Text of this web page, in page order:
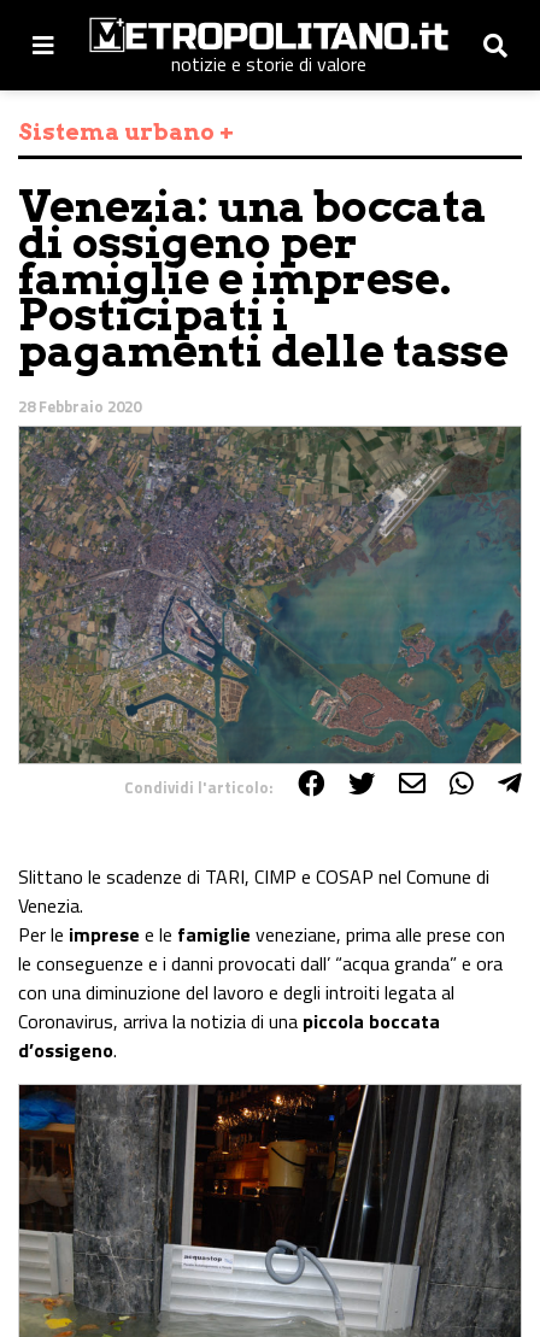
notizie e storie di valore
Sistema urbano +
Venezia: una boccata
di ossigeno per
famiglie e imprese.
Posticipati i
pagamenti delle tasse
28 Febbraio 2020
Condividi l'articolo:
Slittano le scadenze di TARI, CIMP e COSAP nel Comune di
Venezia.
Per le imprese e le famiglie veneziane, prima alle prese con
le conseguenze e i danni provocati dall’ “acqua granda” e ora
con una diminuzione del lavoro e degli introiti legata al
Coronavirus, arriva la notizia di una piccola boccata
d’ossigeno.